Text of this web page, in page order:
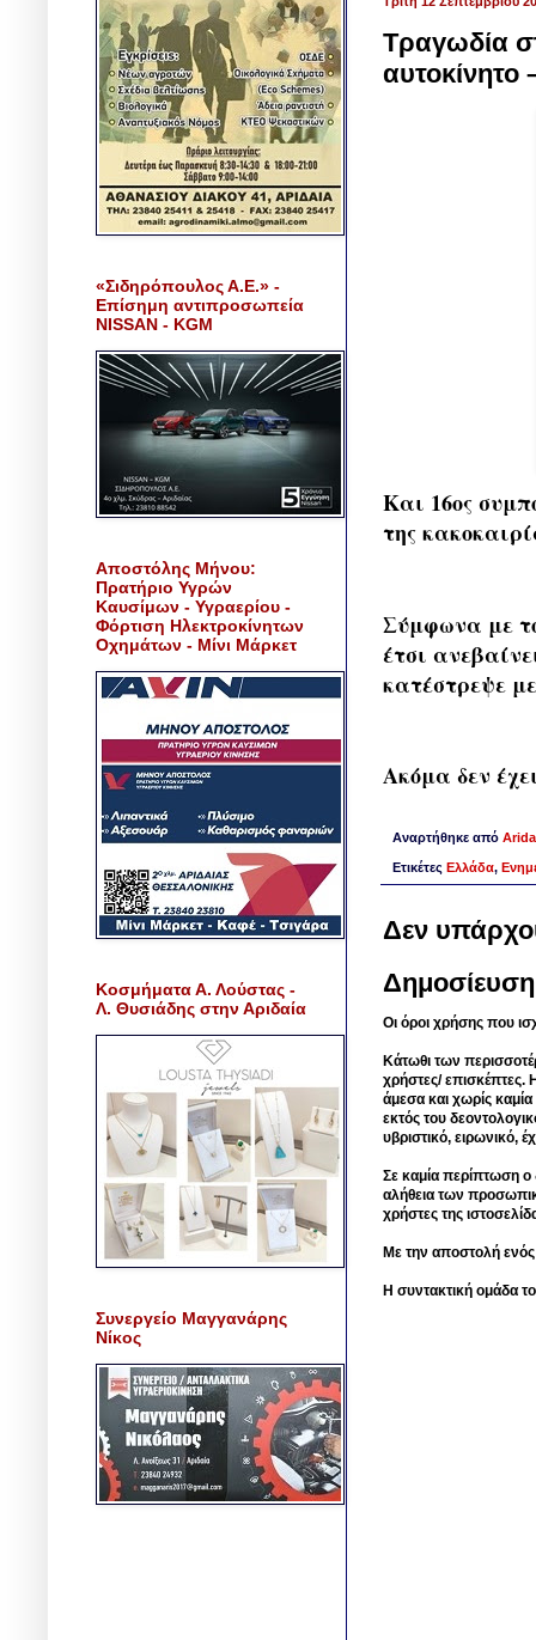
Τραγωδία
αυτοκίνητο
Και 16ος
της
Σύμφωνα με
έτσι
κατέστρεψε
Ακόμα δεν
Αναρτήθηκε από
Ετικέτες Ελλάδα,
Δεν
Οι όροι χρήσης που
Κάτωθι των
χρήστες/ επισκέπτες.
άμεσα και χωρίς
εκτός του
υβριστικό, ειρωνικό,
Σε καμία περίπτωση ο
αλήθεια των
χρήστες της
Με την αποστολή
Η συντακτική ομάδα
«Σιδηρόπουλος Α.Ε.» -
Επίσημη αντιπροσωπεία
NISSAN - KGM
Αποστόλης Μήνου:
Πρατήριο Υγρών
Καυσίμων - Υγραερίου -
Φόρτιση Ηλεκτροκίνητων
Οχημάτων - Μίνι Μάρκετ
Κοσμήματα Α. Λούστας -
Λ. Θυσιάδης στην Αριδαία
Συνεργείο Μαγγανάρης
Νίκος